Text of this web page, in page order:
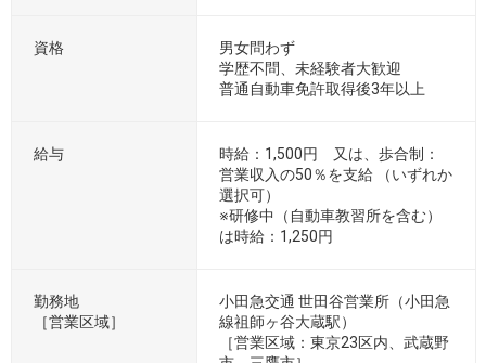
資格
男女問わず
学歴不問、未経験者大歓迎
普通自動車免許取得後3年以上
給与
時給：1,500円 又は、歩合制：
営業収入の50％を支給 （いずれか
選択可）
※研修中（自動車教習所を含む）
は時給：1,250円
勤務地
［営業区域］
小田急交通 世田谷営業所（小田急
線祖師ヶ谷大蔵駅）
［営業区域：東京23区内、武蔵野